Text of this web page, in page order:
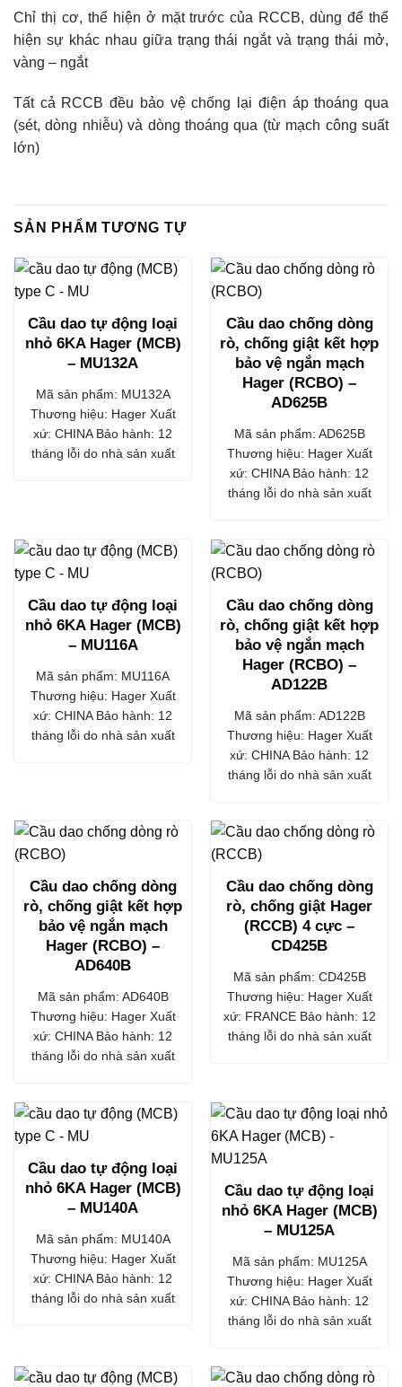
Chỉ thị cơ, thể hiện ở mặt trước của RCCB, dùng để thể
hiện sự khác nhau giữa trạng thái ngắt và trạng thái mở,
vàng – ngắt
Tất cả RCCB đều bảo vệ chống lại điện áp thoáng qua
(sét, dòng nhiễu) và dòng thoáng qua (từ mạch công suất
lớn)
SẢN PHẨM TƯƠNG TỰ
Cầu dao tự động loại
nhỏ 6KA Hager (MCB)
– MU132A
Mã sản phẩm: MU132A
Thương hiệu: Hager Xuất
xứ: CHINA Bảo hành: 12
tháng lỗi do nhà sản xuất
Cầu dao chống dòng
rò, chống giật kết hợp
bảo vệ ngắn mạch
Hager (RCBO) –
AD625B
Mã sản phẩm: AD625B
Thương hiệu: Hager Xuất
xứ: CHINA Bảo hành: 12
tháng lỗi do nhà sản xuất
Cầu dao tự động loại
nhỏ 6KA Hager (MCB)
– MU116A
Mã sản phẩm: MU116A
Thương hiệu: Hager Xuất
xứ: CHINA Bảo hành: 12
tháng lỗi do nhà sản xuất
Cầu dao chống dòng
rò, chống giật kết hợp
bảo vệ ngắn mạch
Hager (RCBO) –
AD122B
Mã sản phẩm: AD122B
Thương hiệu: Hager Xuất
xứ: CHINA Bảo hành: 12
tháng lỗi do nhà sản xuất
Cầu dao chống dòng
rò, chống giật kết hợp
bảo vệ ngắn mạch
Hager (RCBO) –
AD640B
Mã sản phẩm: AD640B
Thương hiệu: Hager Xuất
xứ: CHINA Bảo hành: 12
tháng lỗi do nhà sản xuất
Cầu dao chống dòng
rò, chống giật Hager
(RCCB) 4 cực –
CD425B
Mã sản phẩm: CD425B
Thương hiệu: Hager Xuất
xứ: FRANCE Bảo hành: 12
tháng lỗi do nhà sản xuất
Cầu dao tự động loại
nhỏ 6KA Hager (MCB)
– MU140A
Mã sản phẩm: MU140A
Thương hiệu: Hager Xuất
xứ: CHINA Bảo hành: 12
tháng lỗi do nhà sản xuất
Cầu dao tự động loại
nhỏ 6KA Hager (MCB)
– MU125A
Mã sản phẩm: MU125A
Thương hiệu: Hager Xuất
xứ: CHINA Bảo hành: 12
tháng lỗi do nhà sản xuất